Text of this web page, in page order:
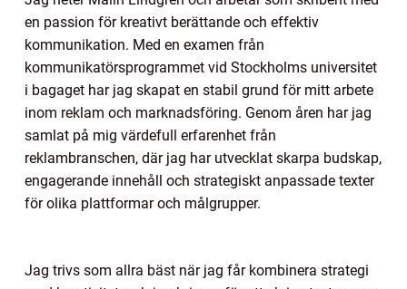
en passion för kreativt berättande och effektiv
kommunikation. Med en examen från
kommunikatörsprogrammet vid Stockholms universitet
i bagaget har jag skapat en stabil grund för mitt arbete
inom reklam och marknadsföring. Genom åren har jag
samlat på mig värdefull erfarenhet från
reklambranschen, där jag har utvecklat skarpa budskap,
engagerande innehåll och strategiskt anpassade texter
för olika plattformar och målgrupper.
Jag trivs som allra bäst när jag får kombinera strategi